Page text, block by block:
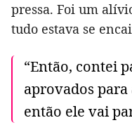
pressa. Foi um
tudo estava se
“Então, contei
aprovados
então ele vai